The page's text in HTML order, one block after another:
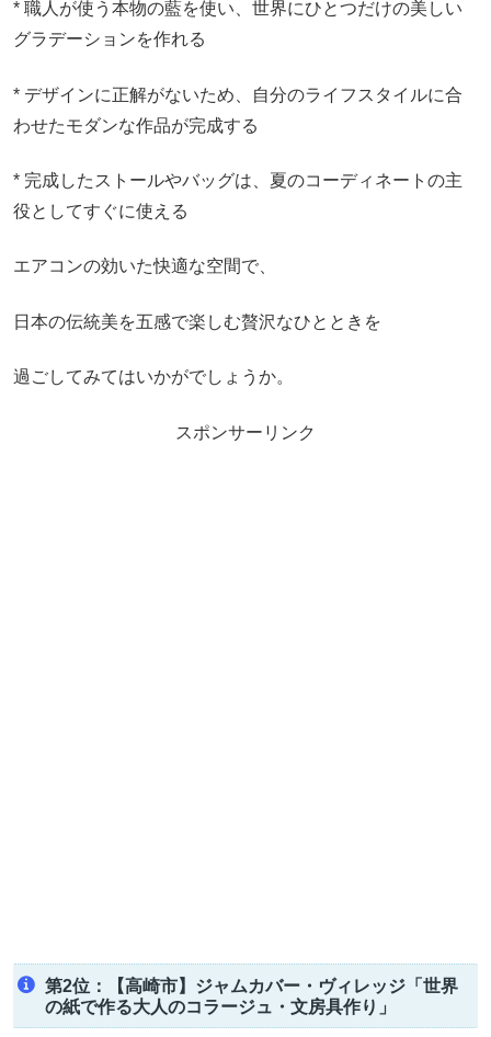
* 職人が使う本物の藍を使い、世界にひとつだけの美しい
グラデーションを作れる
* デザインに正解がないため、自分のライフスタイルに合
わせたモダンな作品が完成する
* 完成したストールやバッグは、夏のコーディネートの主
役としてすぐに使える
エアコンの効いた快適な空間で、
日本の伝統美を五感で楽しむ贅沢なひとときを
過ごしてみてはいかがでしょうか。
スポンサーリンク
第2位：【高崎市】ジャムカバー・ヴィレッジ「世界
の紙で作る大人のコラージュ・文房具作り」